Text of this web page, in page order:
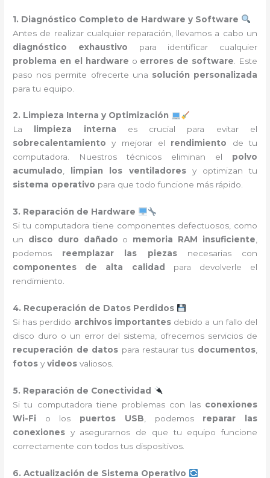
1. Diagnóstico Completo de Hardware y Software
Antes de realizar cualquier reparación, llevamos a cabo un
diagnóstico exhaustivo para identificar cualquier
problema en el hardware o errores de software . Este
paso nos permite ofrecerte una solución personalizada
para tu equipo.
2. Limpieza Interna y Optimización
La
limpieza interna es crucial para evitar el
sobrecalentamiento y mejorar el rendimiento de tu
computadora. Nuestros técnicos eliminan el polvo
acumulado, limpian los ventiladoresy optimizan tu
sistema operativo para que todo funcione más rápido.
3. Reparación de Hardware
Si tu computadora tiene componentes defectuosos, como
un disco duro dañado o memoria RAM insuficiente,
podemos reemplazar las piezasnecesarias con
componentes de alta calidad
para devolverle el
rendimiento.
4. Recuperación de Datos Perdidos
Si has perdido archivos importantesdebido a un fallo del
disco duro o un error del sistema, ofrecemos servicios de
recuperación de datos para restaurar tus documentos,
fotos yvideos valiosos.
5. Reparación de Conectividad
Si tu computadora tiene problemas con las conexiones
Wi-Fi o los puertos USB , podemos reparar las
conexiones y asegurarnos de que tu equipo funcione
correctamente con todos tus dispositivos.
6. Actualización de Sistema Operativo